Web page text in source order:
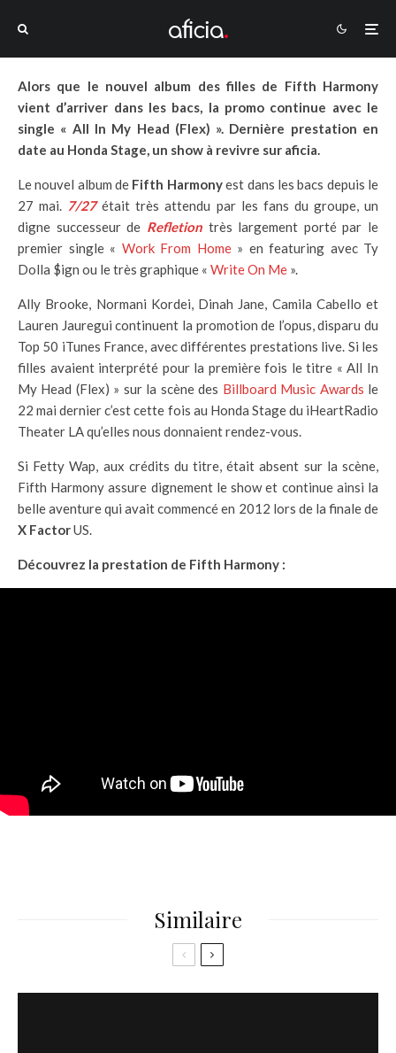
Alors que le nouvel album des filles de Fifth Harmony
vient d’arriver dans les bacs, la promo continue avec le
single « All In My Head (Flex) ». Dernière prestation en
date au Honda Stage, un show à revivre sur aficia.
Le nouvel album de Fifth Harmonyest dans les bacs depuis le
27 mai. 7/27était très attendu par les fans du groupe, un
digne successeur de Refletiontrès largement porté par le
premier single « Work From Home» en featuring avec Ty
Dolla $ign ou le très graphique « Write On Me ».
Ally Brooke, Normani Kordei, Dinah Jane, Camila Cabello et
Lauren Jauregui continuent la promotion de l’opus, disparu du
Top 50 iTunes France, avec différentes prestations live. Si les
filles avaient interprété pour la première fois le titre « All In
My Head (Flex) » sur la scène des Billboard Music Awards le
22 mai dernier c’est cette fois au Honda Stage du iHeartRadio
Theater LA qu’elles nous donnaient rendez-vous.
Si Fetty Wap, aux crédits du titre, était absent sur la scène,
Fifth Harmony assure dignement le show et continue ainsi la
belle aventure qui avait commencé en 2012 lors de la finale de
X FactorUS.
Découvrez la prestation de Fifth Harmony :
Similaire